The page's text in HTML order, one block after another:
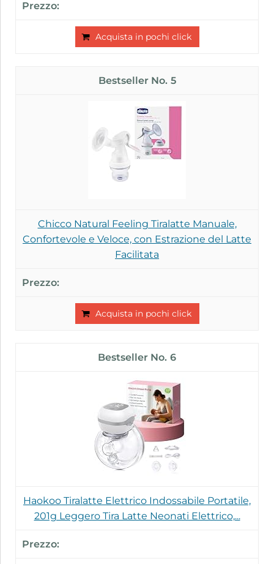
Acquista in pochi click
5
Chicco Natural Feeling Tiralatte Manuale,
Confortevole e Veloce, con Estrazione del Latte
Facilitata
Acquista in pochi click
6
Haokoo Tiralatte Elettrico Indossabile Portatile,
201g Leggero Tira Latte Neonati Elettrico,...